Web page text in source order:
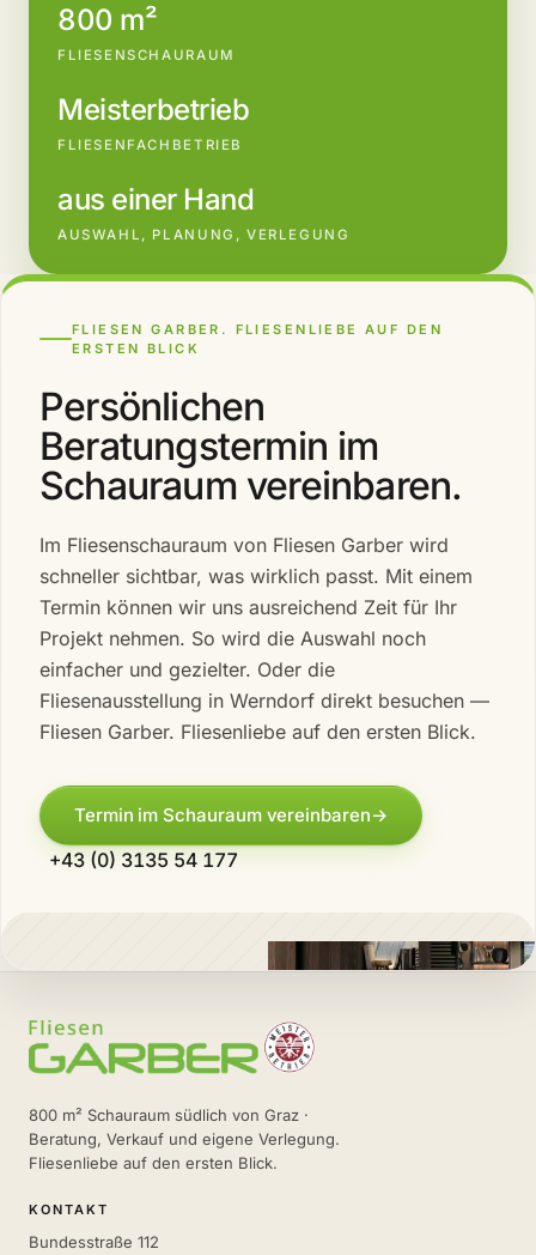
800 m²
FLIESENSCHAURAUM
Meisterbetrieb
FLIESENFACHBETRIEB
aus einer Hand
AUSWAHL, PLANUNG, VERLEGUNG
FLIESEN GARBER. FLIESENLIEBE AUF DEN
ERSTEN BLICK
Persönlichen
Beratungstermin im
Schauraum vereinbaren.
Im Fliesenschauraum von Fliesen Garber wird
schneller sichtbar, was wirklich passt. Mit einem
Termin können wir uns ausreichend Zeit für Ihr
Projekt nehmen. So wird die Auswahl noch
einfacher und gezielter. Oder die
Fliesenausstellung in Werndorf direkt besuchen —
Fliesen Garber. Fliesenliebe auf den ersten Blick.
Termin im Schauraum vereinbaren→
+43 (0) 3135 54 177
800 m² Schauraum südlich von Graz ·
Beratung, Verkauf und eigene Verlegung.
Fliesenliebe auf den ersten Blick.
KONTAKT
Bundesstraße 112